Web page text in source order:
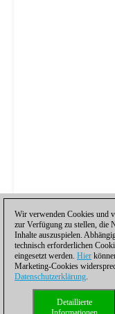
Wir verwenden Cookies und
zur Verfügung zu stellen, die
Inhalte auszuspielen.
technisch erforderlichen
eingesetzt werden. Hier
Marketing-Cookies
Datenschutzerklärung.
Detaillierte